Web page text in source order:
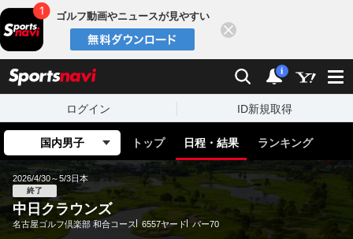
ゴルフ動画やニュースが見やすい
検索 通知
i
ログイン ID新規取得
国内男子 トップ 日程・結果 ランキング
2026/4/30～5/3日本
終了
中日クラウンズ
名古屋ゴルフ倶楽部 和合コース 6557ヤード パー70